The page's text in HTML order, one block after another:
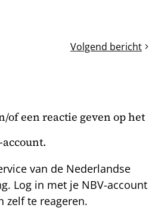
Volgend bericht
Medio
broed
of een reactie geven op het
van de Nederlandse
Log in met je NBV-account
zelf te reageren.